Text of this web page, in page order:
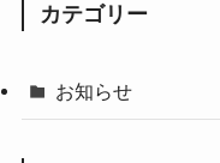
カテゴリー
お知らせ